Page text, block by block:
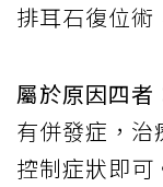
排耳石復位術
屬於原因四者
有併發症，治
控制症狀即可